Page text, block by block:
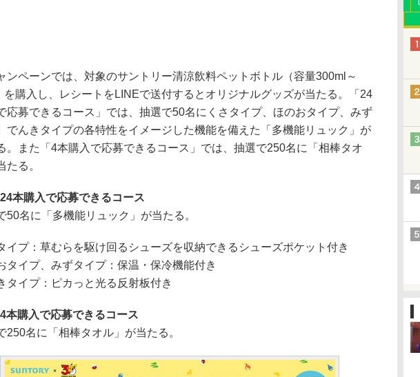
ペーンでは、対象のサントリー清涼飲料ペットボトル（容量300ml～
を購入し、レシートをLINEで送付するとオリジナルグッズが当たる。「24
応募できるコース」では、抽選で50名にくさタイプ、ほのおタイプ、みず
でんきタイプの各特性をイメージした機能を備えた「多機能リュック」が
。また「4本購入で応募できるコース」では、抽選で250名に「相棒タオ
たる。
本購入で応募できるコース
名に「多機能リュック」が当たる。
イプ：草むらを駆け回るシューズを収納できるシューズポケット付き
タイプ、みずタイプ：保温・保冷機能付き
タイプ：ピカっと光る反射板付き
本購入で応募できるコース
名に「相棒タオル」が当たる。